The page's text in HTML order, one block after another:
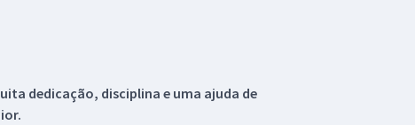
dedicação, disciplina e uma ajuda de